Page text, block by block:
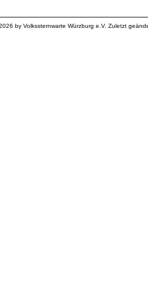
by Volkssternwarte Würzburg e.V. Zuletzt